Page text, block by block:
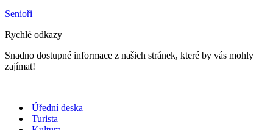
Senioři
Rychlé odkazy
Snadno dostupné informace z našich stránek, které by vás mohly
zajímat!
Úřední deska
Turista